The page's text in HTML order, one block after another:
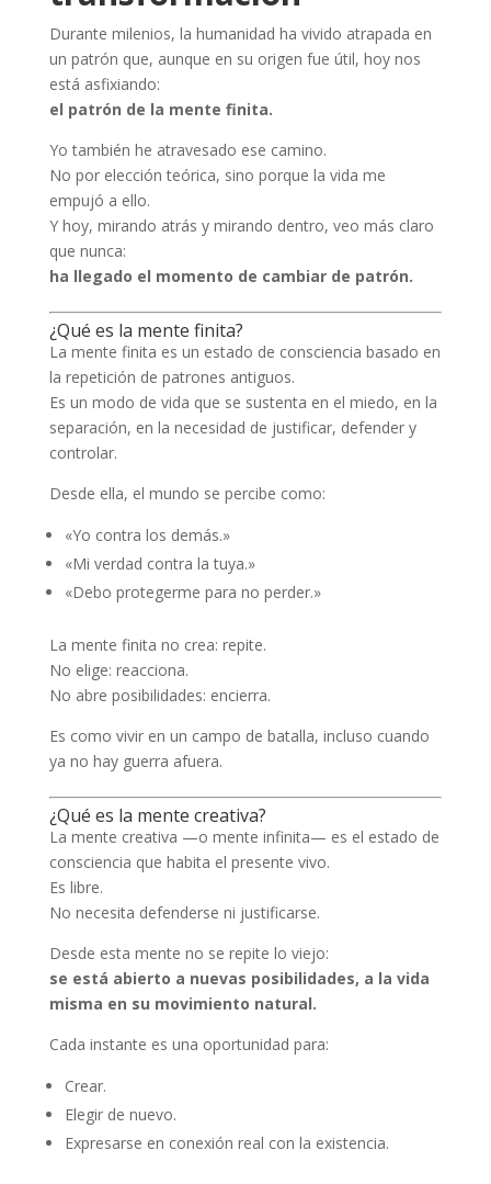
Durante milenios, la humanidad ha vivido atrapada en
un patrón que, aunque en su origen fue útil, hoy nos
está asfixiando:
el patrón de la mente finita.
Yo también he atravesado ese camino.
No por elección teórica, sino porque la vida me
empujó a ello.
Y hoy, mirando atrás y mirando dentro, veo más claro
que nunca:
ha llegado el momento de cambiar de patrón.
¿Qué es la mente finita?
La mente finita es un estado de consciencia basado en
la repetición de patrones antiguos.
Es un modo de vida que se sustenta en el miedo, en la
separación, en la necesidad de justificar, defender y
controlar.
Desde ella, el mundo se percibe como:
«Yo contra los demás.»
«Mi verdad contra la tuya.»
«Debo protegerme para no perder.»
La mente finita no crea: repite.
No elige: reacciona.
No abre posibilidades: encierra.
Es como vivir en un campo de batalla, incluso cuando
ya no hay guerra afuera.
¿Qué es la mente creativa?
La mente creativa —o mente infinita— es el estado de
consciencia que habita el presente vivo.
Es libre.
No necesita defenderse ni justificarse.
Desde esta mente no se repite lo viejo:
se está abierto a nuevas posibilidades, a la vida
misma en su movimiento natural.
Cada instante es una oportunidad para:
Crear.
Elegir de nuevo.
Expresarse en conexión real con la existencia.